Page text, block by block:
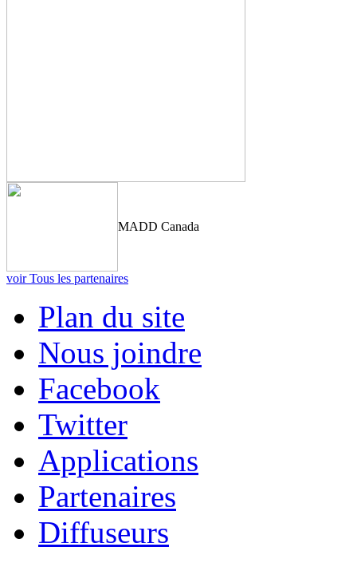
MADD Canada
voir Tous les partenaires
Plan du site
Nous joindre
Facebook
Twitter
Applications
Partenaires
Diffuseurs